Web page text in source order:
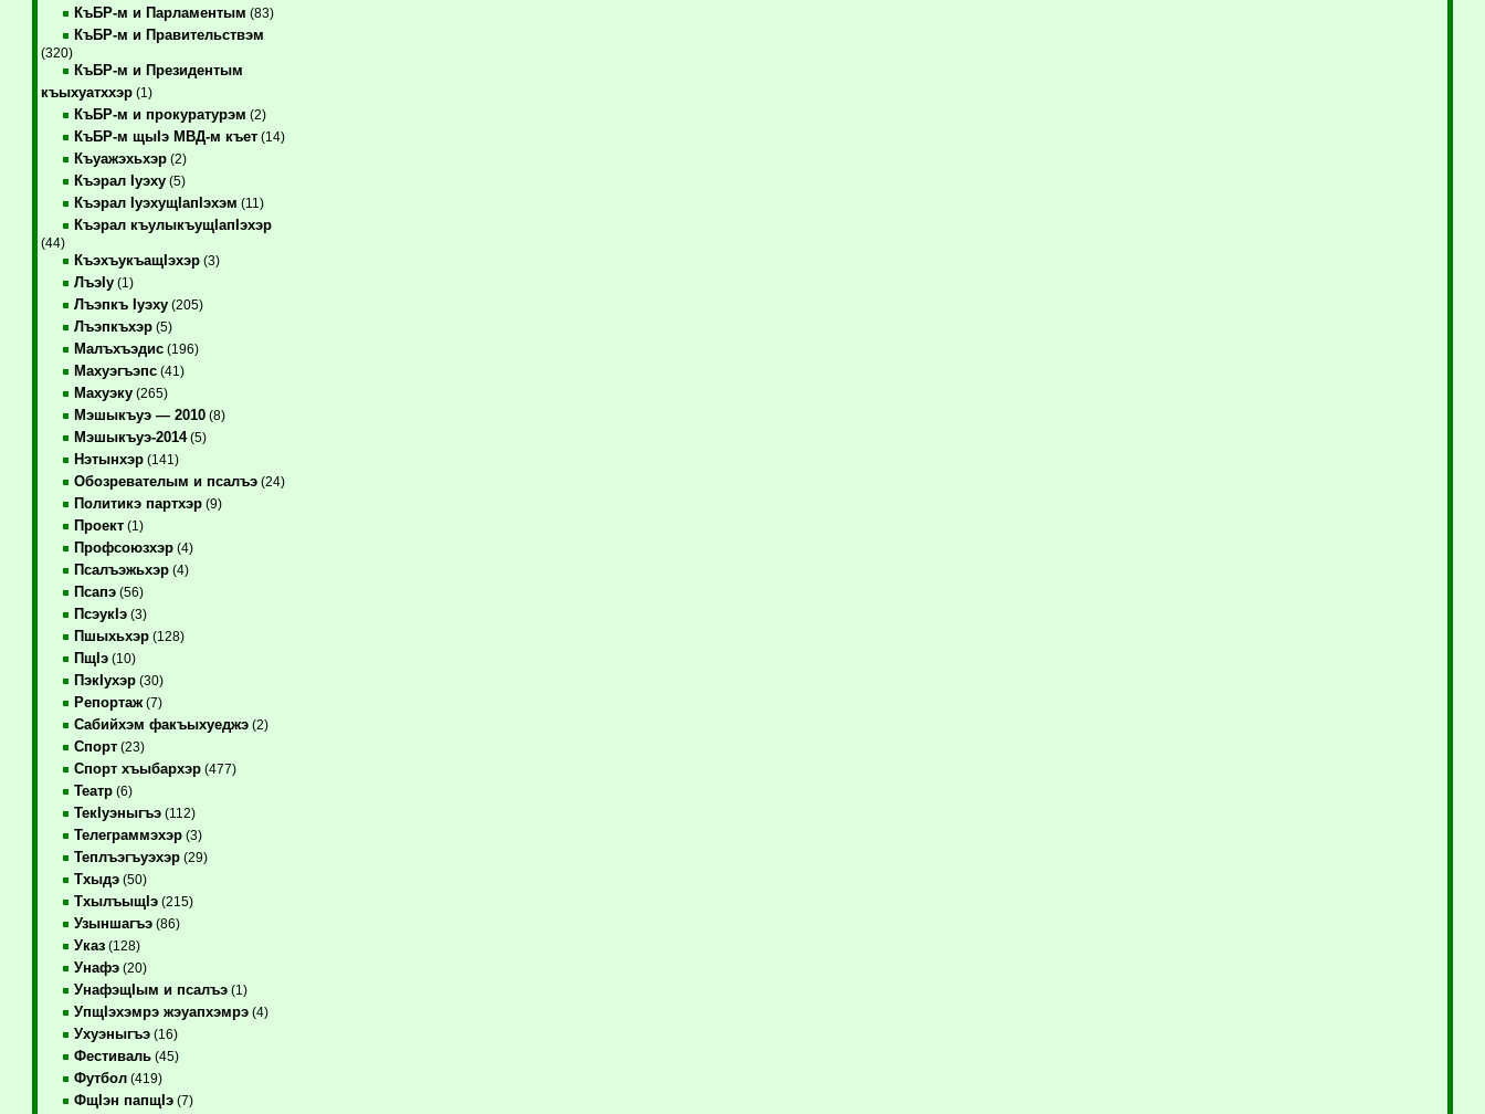
КъБР-м и Парламентым (83)
КъБР-м и Правительствэм
(320)
КъБР-м и Президентым
къыхуатххэр(1)
КъБР-м и прокуратурэм (2)
КъБР-м щыIэ МВД-м къет(14)
Къуажэхьхэр(2)
Къэрал Iуэху(5)
Къэрал IуэхущIапIэхэм (11)
Къэрал къулыкъущIапIэхэр
(44)
КъэхъукъащIэхэр(3)
ЛъэIу(1)
Лъэпкъ Iуэху(205)
Лъэпкъхэр(5)
Малъхъэдис(196)
Махуэгъэпс(41)
Махуэку(265)
Мэшыкъуэ — 2010(8)
Мэшыкъуэ-2014(5)
Нэтынхэр(141)
Обозревателым и псалъэ(24)
Политикэ партхэр(9)
Проект(1)
Профсоюзхэр(4)
Псалъэжьхэр(4)
Псапэ(56)
ПсэукIэ(3)
Пшыхьхэр(128)
ПщIэ(10)
ПэкIухэр(30)
Репортаж(7)
Сабийхэм факъыхуеджэ(2)
Спорт(23)
Спорт хъыбархэр(477)
Театр(6)
ТекIуэныгъэ(112)
Телеграммэхэр(3)
Теплъэгъуэхэр(29)
Тхыдэ(50)
ТхылъыщIэ(215)
Узыншагъэ(86)
Указ(128)
Унафэ(20)
УнафэщIым и псалъэ(1)
УпщIэхэмрэ жэуапхэмрэ(4)
Ухуэныгъэ(16)
Фестиваль(45)
Футбол(419)
ФщIэн папщIэ(7)